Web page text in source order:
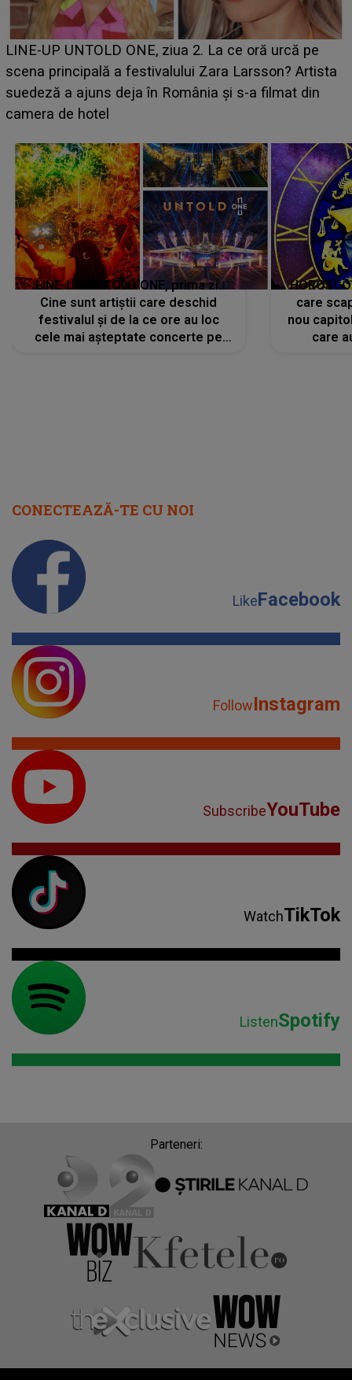
Ce a dezvăluit noua concurentă din "Casa Iubirii" l-a
luat prin surprindere pe Emanuel. CINE ESTE
BĂIATUL VIZAT de Alexandra?! Aflându-se în fața
faptului împlinit, A RECUNOSCUT IMEDIAT: "Am
LINE-UP UNTOLD ONE, prima zi.
Cine sunt artiștii care deschid
festivalul și de la ce ore au loc
cele mai așteptate concerte pe
care
nou
care
CONECTEAZĂ-TE CU NOI
LikeFacebook
FollowInstagram
SubscribeYouTube
WatchTikTok
ListenSpotify
Parteneri: